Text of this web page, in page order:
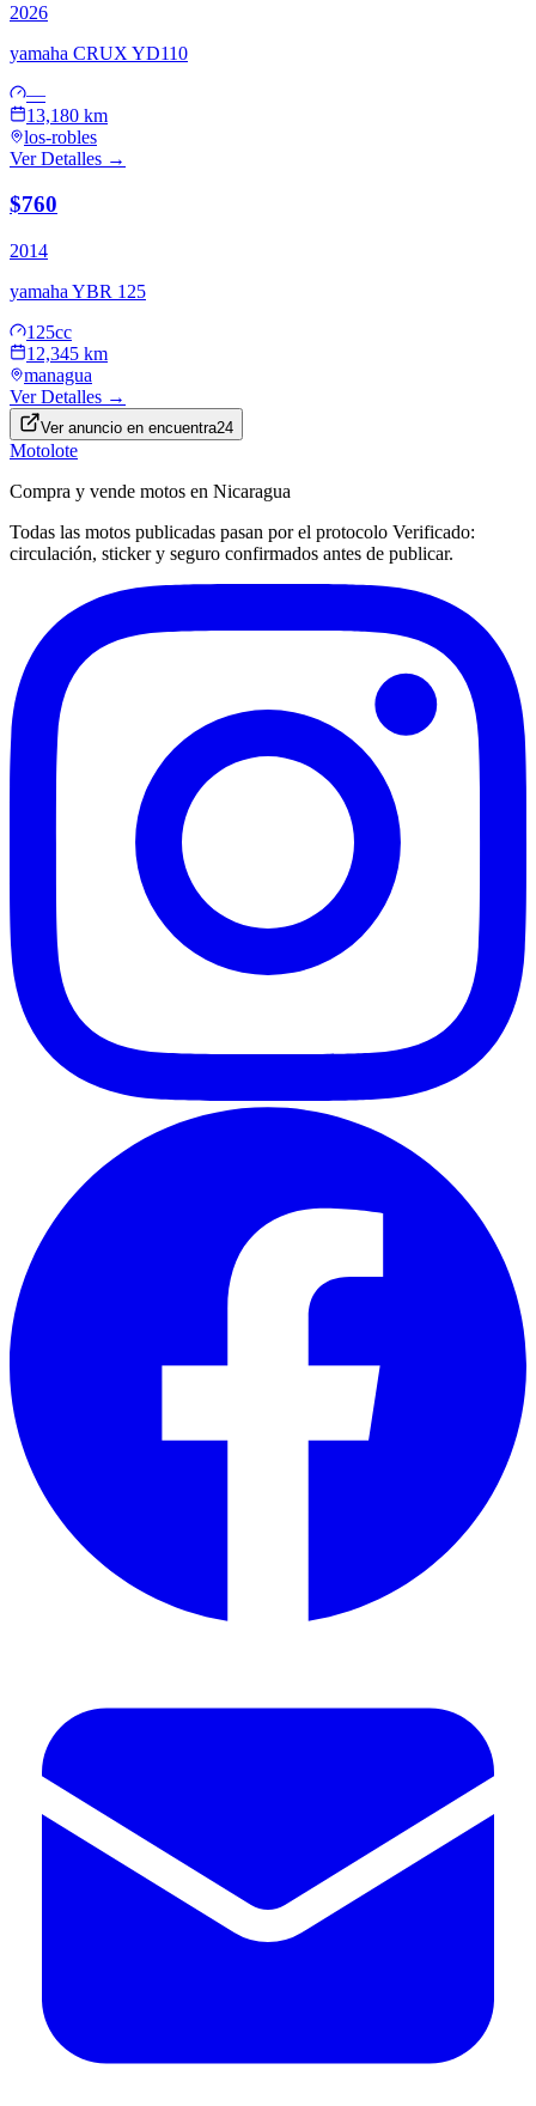
2026
yamaha CRUX YD110
—
13,180 km
los-robles
Ver Detalles →
$760
2014
yamaha YBR 125
125cc
12,345 km
managua
Ver Detalles →
Ver anuncio en encuentra24
Motolote
Compra y vende motos en Nicaragua
Todas las motos publicadas pasan por el protocolo Verificado:
circulación, sticker y seguro confirmados antes de publicar.